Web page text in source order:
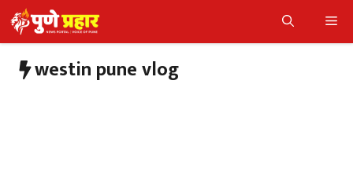
Skip
to
contentwestin pune vlog